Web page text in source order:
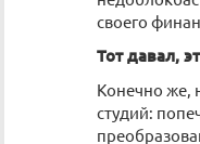
своего
Тот давал,
Конечно же,
студий: